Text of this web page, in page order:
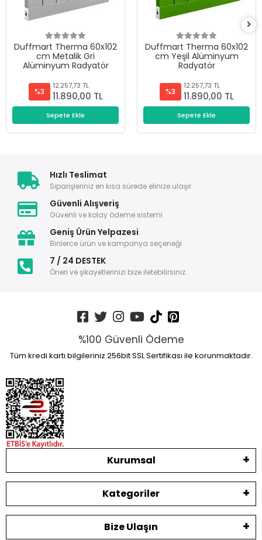
Duffmart Therma 60x102
cm Metalik Gri
Alüminyum Radyatör
%3
12.257,73 TL
11.890,00 TL
Sepete Ekle
Duffmart Therma 60x102
cm Yeşil Alüminyum
Radyatör
%3
12.257,73 TL
11.890,00 TL
Sepete Ekle
Hızlı Teslimat
Siparişleriniz en kısa sürede elinize ulaşır.
Güvenli Alışveriş
Güvenli ve kolay ödeme sistemi
Geniş Ürün Yelpazesi
Binlerce ürün ve kampanya seçeneği
7 / 24 DESTEK
Öneri ve şikayetlerinizi bize iletebilirsiniz.
%100 Güvenli Ödeme
Tüm kredi kartı bilgileriniz 256bit SSL Sertifikası ile korunmaktadır.
Kurumsal
Kategoriler
Bize Ulaşın